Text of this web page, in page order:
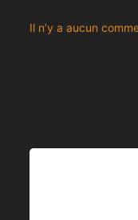
Il n’y a aucun